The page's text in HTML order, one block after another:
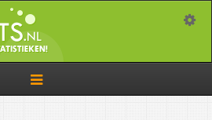
Toggle
navigation